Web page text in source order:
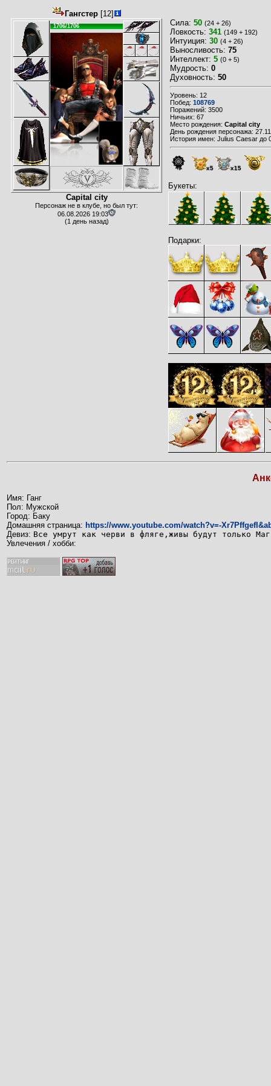
Гангстер[12]
1706/1706
Capital city
Персонаж не в клубе, но был тут:
06.08.2026 19:03
(1 день назад)
Сила: 50 (24 + 26)
Ловкость: 341 (149 + 192)
Интуиция: 30 (4 + 26)
Выносливость: 75
Интеллект: 5 (0 + 5)
Мудрость: 0
Духовность: 50
Уровень: 12
Побед: 108769
Поражений: 3500
Ничьих: 67
Место рождения: Capital city
День рождения персонажа:
История имен: Julius Caesar до
x5 x15
Букеты:
Подарки:
Имя: Ганг
Пол: Мужской
Город: Баку
Домашняя страница: https://www.youtube.com/watch?v=-
Девиз: Все умрут как черви в фляге,живы будут только
Увлечения / хобби: